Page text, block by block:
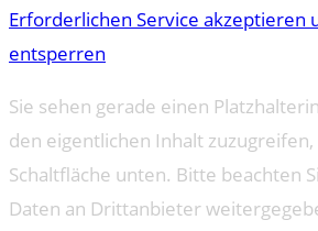
Erforderlichen Service akzeptieren
entsperren
Sie sehen gerade einen
den eigentlichen Inhalt zuzugreifen,
Schaltfläche unten. Bitte beachten
Daten an Drittanbieter